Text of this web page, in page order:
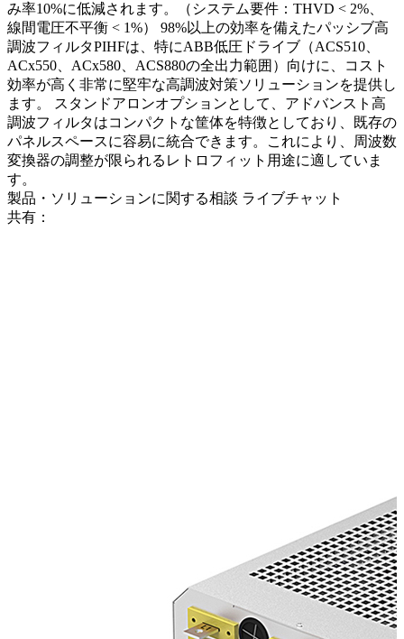
み率10%に低減されます。（システム要件：THVD < 2%、
線間電圧不平衡 < 1%） 98%以上の効率を備えたパッシブ高
調波フィルタPIHFは、特にABB低圧ドライブ（ACS510、
ACx550、ACx580、ACS880の全出力範囲）向けに、コスト
効率が高く非常に堅牢な高調波対策ソリューションを提供し
ます。 スタンドアロンオプションとして、アドバンスト高
調波フィルタはコンパクトな筐体を特徴としており、既存の
パネルスペースに容易に統合できます。これにより、周波数
変換器の調整が限られるレトロフィット用途に適していま
す。
製品・ソリューションに関する相談 ライブチャット
共有：